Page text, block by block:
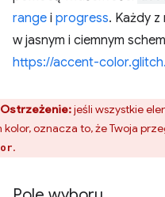
range i progress. Każdy
w jasnym i ciemnym
https://accent-
Ostrzeżenie:jeśli wszystkie
kolor, oznacza to, że Twoja
.